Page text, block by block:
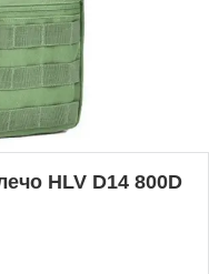
HLV D14 800D